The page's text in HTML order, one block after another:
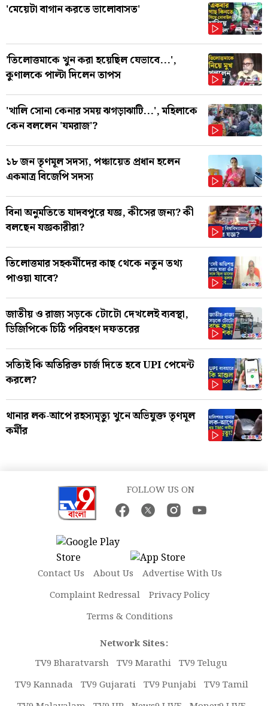
'মেয়েটা বাগান করতে ভালোবাসত'
'তিলোত্তমাকে খুন করা হয়েছিল যেভাবে...',
কুণালকে পাল্টা দিলেন তাপস
'খালি সোনা কেনার সময় ঝগড়াঝাটি...', মহিলাকে
কেন বললেন 'যমরাজ'?
১৮ জন তৃণমূল সদস্য, পঞ্চায়েত প্রধান হলেন
একমাত্র বিজেপি সদস্য
বিনা অনুমতিতে যাদবপুরে যজ্ঞ, কীসের জন্য? কী
বলছেন যজ্ঞকারীরা?
তিলোত্তমার সহকর্মীদের কাছ থেকে নতুন তথ্য
পাওয়া যাবে?
জাতীয় ও রাজ্য সড়কে টোটো দেখলেই ব্যবস্থা,
ডিজিপিকে চিঠি পরিবহণ দফতরের
সত্যিই কি অতিরিক্ত চার্জ দিতে হবে UPI পেমেন্ট
করলে?
থানার লক-আপে রহস্যমৃত্যু খুনে অভিযুক্ত তৃণমূল
কর্মীর
FOLLOW US ON
Contact Us About Us
Advertise With Us
Complaint Redressal
Privacy Policy
Terms & Conditions
Network Sites:
TV9 Bharatvarsh TV9 Marathi TV9 Telugu
TV9 Kannada TV9 Gujarati TV9 Punjabi TV9 Tamil